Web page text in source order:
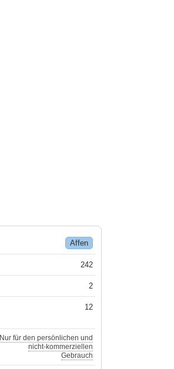
Affen
242
2
12
Nur für den persönlichen und
nicht-kommerziellen
Gebrauch